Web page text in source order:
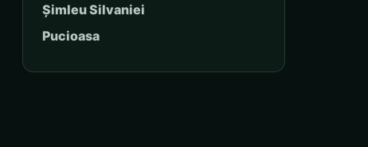
Șimleu Silvaniei
Pucioasa